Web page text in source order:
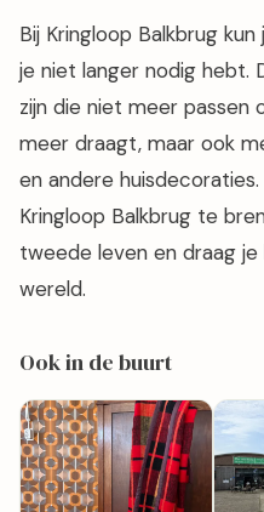
Bij Kringloop Balkbrug
je niet langer nodig hebt.
zijn die niet meer passen
meer draagt, maar ook
en andere
Kringloop Balkbrug te
tweede leven en draag
wereld.
Ook in de buurt